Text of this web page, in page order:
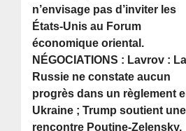
n’envisage pas d’inviter les
États-Unis au Forum
économique oriental.
NÉGOCIATIONS : Lavrov : La
Russie ne constate aucun
progrès dans un règlement
Ukraine ; Trump soutient une
rencontre Poutine-Zelensky.